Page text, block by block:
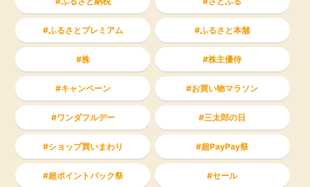
ふるさとプレミアム ふるさと本舗
株 株主優待
キャンペーン お買い物マラソン
ワンダフルデー 三太郎の日
ショップ買いまわり 超PayPay祭
超ポイントバック祭 セール